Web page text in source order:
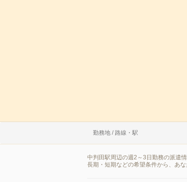
勤務地 / 路線・駅
中判田駅周辺の週2～3日勤務の派遣
長期・短期などの希望条件から、あ